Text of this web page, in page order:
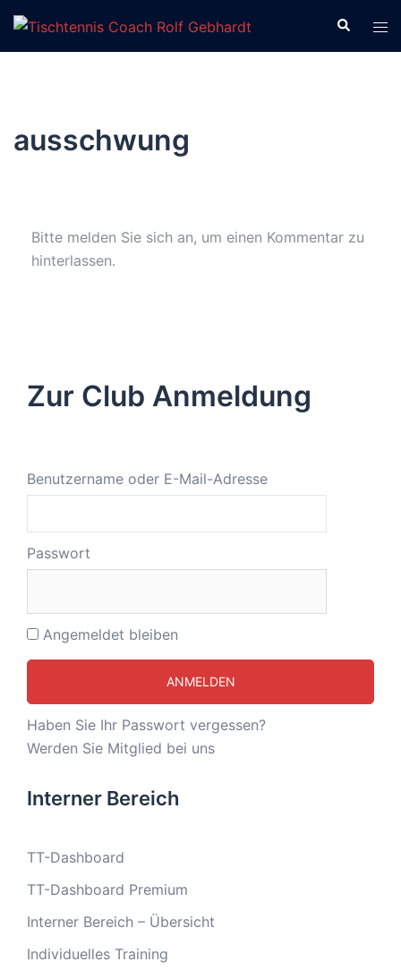
Zum
Inhalt
springen
Suche
ausschwung
Bitte melden Sie sich an, um einen Kommentar zu
hinterlassen.
Zur Club Anmeldung
Benutzername oder E-Mail-Adresse
Passwort
Angemeldet bleiben
Haben Sie Ihr Passwort vergessen?
Werden Sie Mitglied bei uns
Interner Bereich
TT-Dashboard
TT-Dashboard Premium
Interner Bereich – Übersicht
Individuelles Training